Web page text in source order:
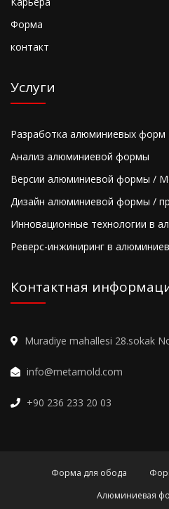
Форма
контакт
Услуги
Разработка алюминиевых форм
Анализ алюминиевой формы
Версии алюминиевой формы /
Дизайн алюминиевой формы /
Инновационные технологии в
Реверс-инжиниринг в
Контактная
Muradiye mahallesi 28.sokak
info@metamold.com
+90 236 233 20 03
Форма для обода
Алюминиевая